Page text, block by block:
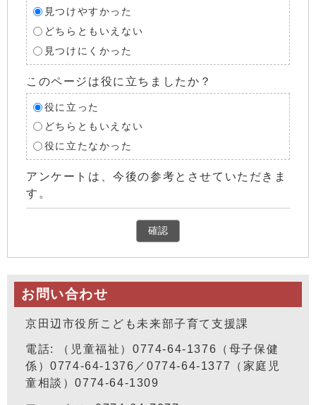
見つけやすかった
どちらともいえない
見つけにくかった
このページは役に立ちましたか？
役に立った
どちらともいえない
役に立たなかった
アンケートは、今後の参考とさせていただきま
す。
確認
お問い合わせ
京田辺市役所こども未来部子育て支援課
電話: （児童福祉）0774-64-1376（母子保健
係）0774-64-1376／0774-64-1377（家庭児
童相談）0774-64-1309